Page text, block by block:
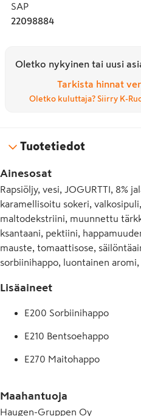
SAP
22098884
Oletko nykyinen tai uusi
Tarkista hinnat
Oletko kuluttaja? Siirry K-
Tuotetiedot
Ainesosat
Rapsiöljy, vesi, JOGURTTI, 8%
karamellisoitu sokeri,
maltodekstriini, muunnettu
ksantaani, pektiini,
mauste, tomaattisose,
sorbiinihappo, luontainen
Lisäaineet
E200 Sorbiinihappo
E210 Bentsoehappo
E270 Maitohappo
E440 Pektiini
Maahantuoja
Haugen-Gruppen Oy